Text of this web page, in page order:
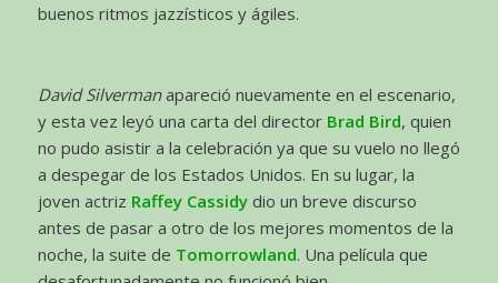
buenos ritmos jazzísticos y ágiles.
David Silvermanapareció nuevamente en el escenario,
y esta vez leyó una carta del director Brad Bird, quien
no pudo asistir a la celebración ya que su vuelo no llegó
a despegar de los Estados Unidos. En su lugar, la
joven actriz Raffey Cassidydio un breve discurso
antes de pasar a otro de los mejores momentos de la
noche, la suite de Tomorrowland. Una película que